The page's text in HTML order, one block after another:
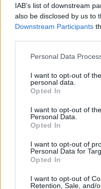
IAB’s list of downstream
also be disclosed by us to
Downstream Participants
Please note that this
not limited to your visit or
grant or deny consent to
use your data for below
consent section.
Personal Data
I want to opt-out of
personal data.
Opted In
I want to opt-out of
Personal Data.
Opted In
I want to opt-out of
Personal Data for
Opted In
I want to opt-out of
Retention, Sale, and/
szálláscsinálói) és
elzárkózás, az
kivételessége és
oldala – csak
megoldásokat, a
kiegyeznek:
rettenetes
újratermelő